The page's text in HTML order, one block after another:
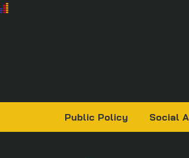
Public Policy Social